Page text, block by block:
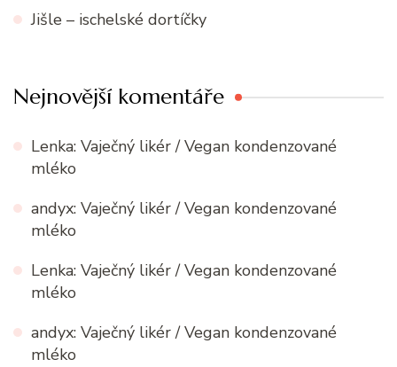
Jišle – ischelské dortíčky
Nejnovější komentáře
Lenka: Vaječný likér / Vegan kondenzované
mléko
andyx: Vaječný likér / Vegan kondenzované
mléko
Lenka: Vaječný likér / Vegan kondenzované
mléko
andyx: Vaječný likér / Vegan kondenzované
mléko